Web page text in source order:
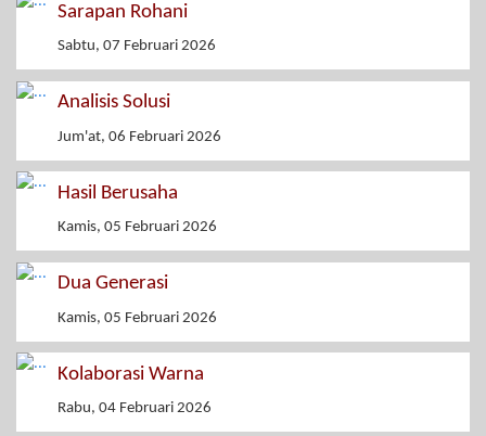
Sarapan Rohani
Sabtu, 07 Februari 2026
Analisis Solusi
Jum'at, 06 Februari 2026
Hasil Berusaha
Kamis, 05 Februari 2026
Dua Generasi
Kamis, 05 Februari 2026
Kolaborasi Warna
Rabu, 04 Februari 2026